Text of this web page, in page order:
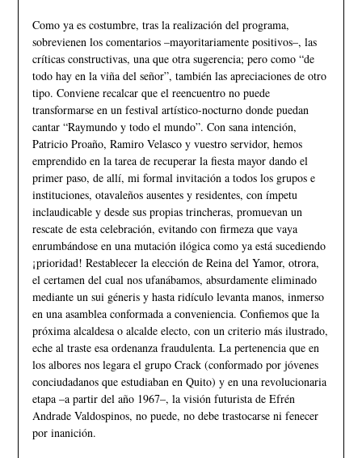
Como ya es costumbre, tras la realización del programa,
sobrevienen los comentarios –mayoritariamente positivos–, las
críticas constructivas, una que otra sugerencia; pero como “de
todo hay en la viña del señor”, también las apreciaciones de otro
tipo. Conviene recalcar que el reencuentro no puede
transformarse en un festival artístico-nocturno donde puedan
cantar “Raymundo y todo el mundo”. Con sana intención,
Patricio Proaño, Ramiro Velasco y vuestro servidor, hemos
emprendido en la tarea de recuperar la fiesta mayor dando el
primer paso, de allí, mi formal invitación a todos los grupos e
instituciones, otavaleños ausentes y residentes, con ímpetu
inclaudicable y desde sus propias trincheras, promuevan un
rescate de esta celebración, evitando con firmeza que vaya
enrumbándose en una mutación ilógica como ya está sucediendo
¡prioridad! Restablecer la elección de Reina del Yamor, otrora,
el certamen del cual nos ufanábamos, absurdamente eliminado
mediante un sui géneris y hasta ridículo levanta manos, inmerso
en una asamblea conformada a conveniencia. Confiemos que la
próxima alcaldesa o alcalde electo, con un criterio más ilustrado,
eche al traste esa ordenanza fraudulenta. La pertenencia que en
los albores nos legara el grupo Crack (conformado por jóvenes
conciudadanos que estudiaban en Quito) y en una revolucionaria
etapa –a partir del año 1967–, la visión futurista de Efrén
Andrade Valdospinos, no puede, no debe trastocarse ni fenecer
por inanición.